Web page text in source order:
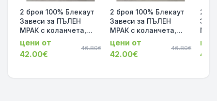
2 броя 100% Блекаут
Завеси за ПЪЛЕН
МРАК с коланчета,
Термо и
Шумоизолиращи, цвят
Таупе, 175х140 и
Корниз 2023600-2-009
цени от
42.00€
46.80€
2 броя 100% Блекаут
Завеси за ПЪЛЕН
МРАК с коланчета,
Термо и
Шумоизолиращи, цвят
Черен, 175х140 и
Корниз 2023600-2-007
цени от
42.00€
46.80€
2